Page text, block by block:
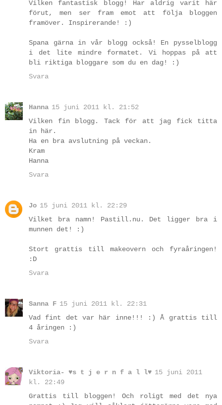
Vilken fantastisk blogg! Har aldrig varit här
förut, men ser fram emot att följa bloggen
framöver. Inspirerande! :)
Spana gärna in vår blogg också! En pysselblogg
i det lite mindre formatet. Vi hoppas på att
bli riktiga bloggare som du en dag! :)
Svara
Hanna 15 juni 2011 kl. 21:52
Vilken fin blogg. Tack för att jag fick titta
in här.
Ha en bra avslutning på veckan.
Kram
Hanna
Svara
Jo 15 juni 2011 kl. 22:29
Vilket bra namn! Pastill.nu. Det ligger bra i
munnen det! :)
Stort grattis till makeovern och fyraåringen!
:D
Svara
Sanna F 15 juni 2011 kl. 22:31
Vad fint det var här inne!!! :) Å grattis till
4 åringen :)
Svara
Viktoria- ♥s t j e r n f a l l♥ 15 juni 2011
kl. 22:49
Grattis till bloggen! Och roligt med det nya